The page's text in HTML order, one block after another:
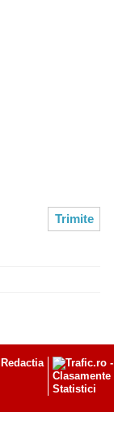
Redactia